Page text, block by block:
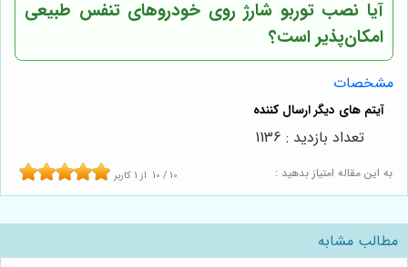
آیا نصب توربو شارژ روی خودروهای تنفس طبیعی
امکان‌پذیر است؟
مشخصات
به این مقاله امتیاز بدهید : 10 / 10 از 1 کاربر
تعداد بازدید : 1136
مطالب مشابه